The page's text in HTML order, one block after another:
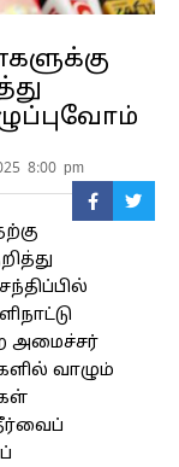
8:00 pm
அமைச்சர்
வாழும்